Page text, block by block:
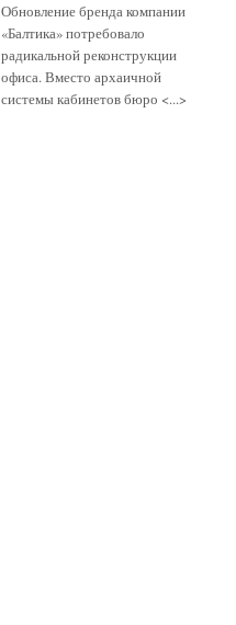
Обновление бренда компании
«Балтика» потребовало
радикальной реконструкции
офиса. Вместо архаичной
системы кабинетов бюро <...>